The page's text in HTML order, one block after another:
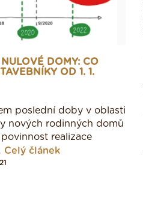
NULOVÉ DOMY: CO
OD 1. 1.
poslední doby v oblasti
nových rodinných domů
povinnost realizace
Celý článek